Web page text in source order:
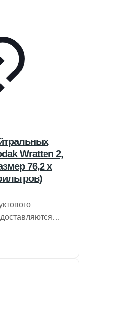
Wratten 2,
76,2 x
Легко
нестандартных